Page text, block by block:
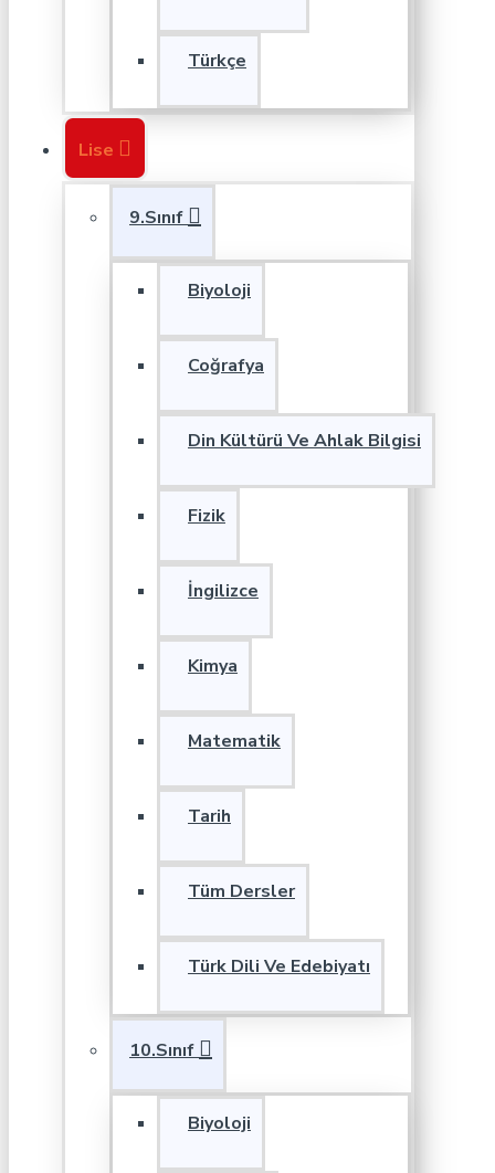
Türkçe
Lise
9.Sınıf
Biyoloji
Coğrafya
Din Kültürü Ve Ahlak Bilgisi
Fizik
İngilizce
Kimya
Matematik
Tarih
Tüm Dersler
Türk Dili Ve Edebiyatı
10.Sınıf
Biyoloji